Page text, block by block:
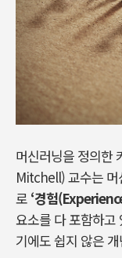
머신러닝을 정의한
Mitchell) 교수는 머
로 ‘경험
요소를 다 포함하고
기에도 쉽지 않은